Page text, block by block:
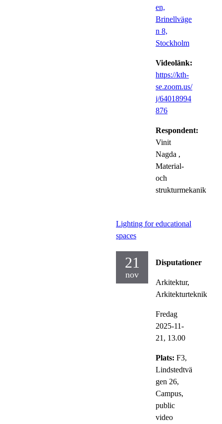
en,
Brinellväge
n 8,
Stockholm
Videolänk:
https://kth-
se.zoom.us/
j/64018994
876
Respondent:
Vinit
Nagda ,
Material-
och
strukturmekanik
Lighting for educational
spaces
21
nov
Disputationer
Arkitektur,
Arkitekturteknik
Fredag
2025-11-
21, 13.00
Plats: F3,
Lindstedtvä
gen 26,
Campus,
public
video